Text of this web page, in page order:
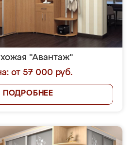
"Авантаж"
от 57 000 руб.
ПОДРОБНЕЕ